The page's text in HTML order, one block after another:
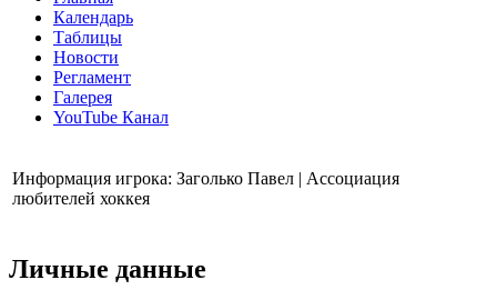
Календарь
Таблицы
Новости
Регламент
Галерея
YouTube Канал
Информация игрока: Заголько Павел | Ассоциация
любителей хоккея
Личные данные